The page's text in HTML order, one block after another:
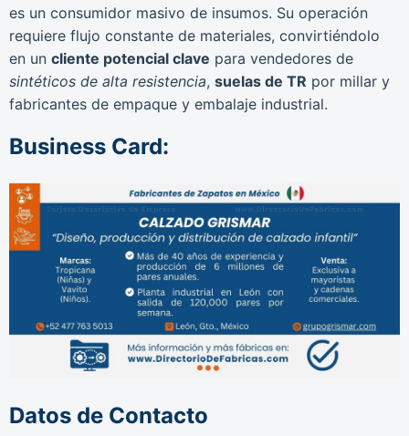
es un consumidor masivo de insumos. Su operación
requiere flujo constante de materiales, convirtiéndolo
en un cliente potencial clave para vendedores de
sintéticos de alta resistencia, suelas de TR por millar y
fabricantes de empaque y embalaje industrial.
Business Card:
Datos de Contacto